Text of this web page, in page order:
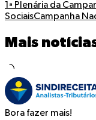
1ª Plenária da
SociaisCampanha
Mais
Bora fazer mais!